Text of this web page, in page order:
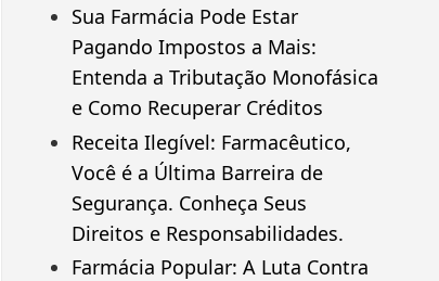
Sua Farmácia Pode Estar
Pagando Impostos a Mais:
Entenda a Tributação Monofásica
e Como Recuperar Créditos
Receita Ilegível: Farmacêutico,
Você é a Última Barreira de
Segurança. Conheça Seus
Direitos e Responsabilidades.
Farmácia Popular: A Luta Contra